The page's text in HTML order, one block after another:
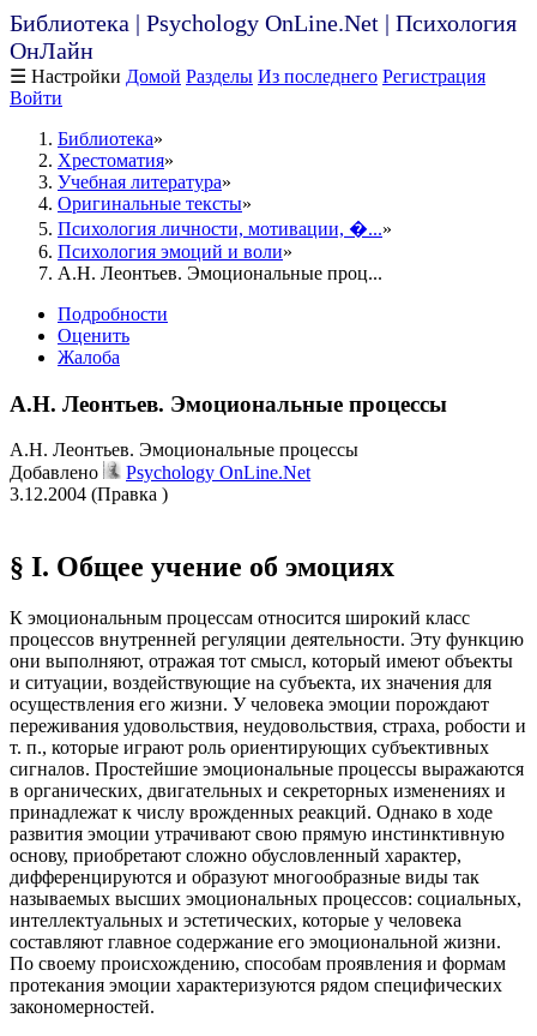
Библиотека | Psychology OnLine.Net | Психология
ОнЛайн
☰ Настройки Домой Разделы Из последнего Регистрация
Войти
Библиотека
Хрестоматия
Учебная литература
Оригинальные тексты
Психология личности, мотивации, �...
Психология эмоций и воли
А.Н. Леонтьев. Эмоциональные проц...
Подробности
Оценить
Жалоба
А.Н. Леонтьев. Эмоциональные процессы
А.Н. Леонтьев. Эмоциональные процессы
Добавлено
Psychology OnLine.Net
3.12.2004 (Правка )
§ I. Общее учение об эмоциях
К эмоциональным процессам относится широкий класс
процессов внутренней регуляции деятельности. Эту функцию
они выполняют, отражая тот смысл, который имеют объекты
и ситуации, воздействующие на субъекта, их значения для
осуществления его жизни. У человека эмоции порождают
переживания удовольствия, неудовольствия, страха, робости и
т. п., которые играют роль ориентирующих субъективных
сигналов. Простейшие эмоциональные процессы выражаются
в органических, двигательных и секреторных изменениях и
принадлежат к числу врожденных реакций. Однако в ходе
развития эмоции утрачивают свою прямую инстинктивную
основу, приобретают сложно обусловленный характер,
дифференцируются и образуют многообразные виды так
называемых высших эмоциональных процессов: социальных,
интеллектуальных и эстетических, которые у человека
составляют главное содержание его эмоциональной жизни.
По своему происхождению, способам проявления и формам
протекания эмоции характеризуются рядом специфических
закономерностей.